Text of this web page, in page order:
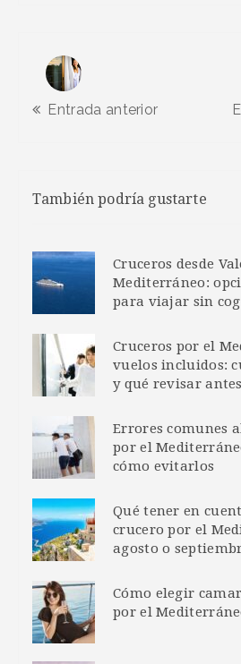
Entrada anterior
También podría gustarte
Cruceros desde
Mediterráneo:
para viajar sin
Cruceros por el
vuelos incluidos:
y qué revisar
Errores comunes
por el
cómo evitarlos
Qué tener en
crucero por el
agosto o
Cómo elegir
por el